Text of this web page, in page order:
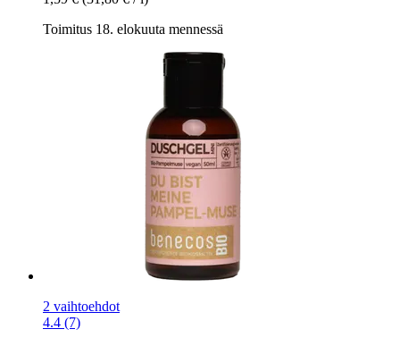
Toimitus 18. elokuuta mennessä
2 vaihtoehdot
4.4 (7)